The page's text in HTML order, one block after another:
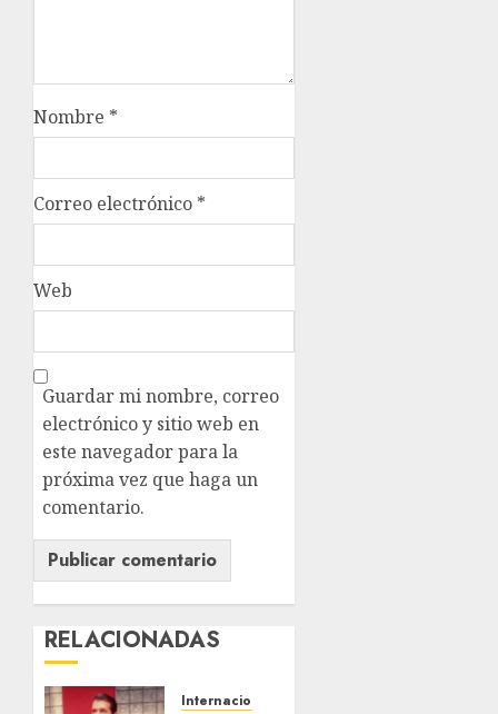
Nombre *
Correo electrónico *
Web
Guardar mi nombre, correo
electrónico y sitio web en
este navegador para la
próxima vez que haga un
comentario.
RELACIONADAS
Internacional